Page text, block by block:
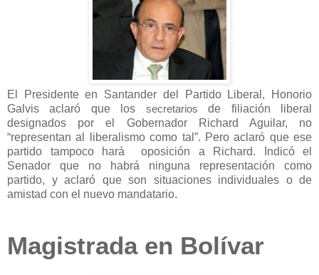
El Presidente en Santander del Partido Liberal, Honorio
Galvis aclaró que los secretarios de filiación liberal
designados por el Gobernador Richard Aguilar, no
“representan al liberalismo como tal”. Pero aclaró que ese
partido tampoco hará oposición a Richard. Indicó el
Senador que no habrá ninguna representación como
partido, y aclaró que son situaciones individuales o de
amistad con el nuevo mandatario.
Magistrada en Bolívar